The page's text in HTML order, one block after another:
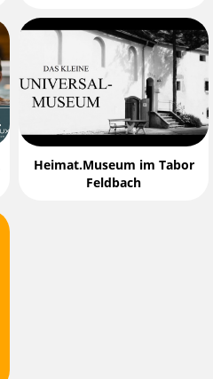
Heimat.Museum im Tabor
Feldbach